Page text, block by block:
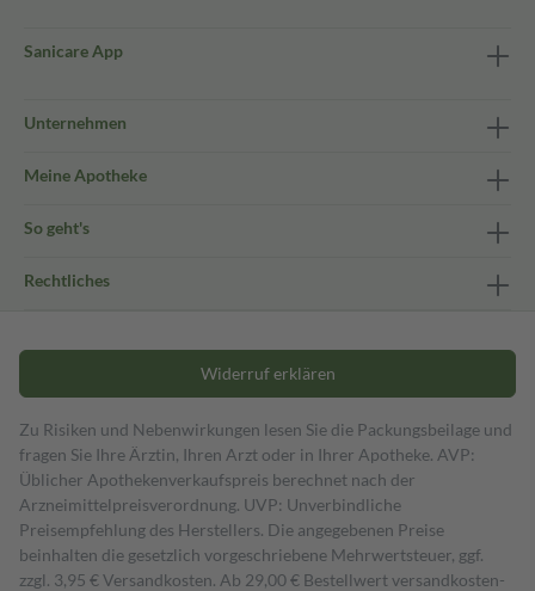
Sanicare App
Unternehmen
Meine Apotheke
So geht's
Rechtliches
Widerruf erklären
Zu Risiken und Nebenwirkungen lesen Sie die Packungsbeilage und
fragen Sie Ihre Ärztin, Ihren Arzt oder in Ihrer Apotheke. AVP:
Üblicher Apothekenverkaufspreis berechnet nach der
Arzneimittelpreisverordnung. UVP: Unverbindliche
Preisempfehlung des Herstellers. Die angegebenen Preise
beinhalten die gesetzlich vorgeschriebene Mehrwertsteuer, ggf.
zzgl. 3,95 € Versandkosten. Ab 29,00 € Bestell­wert versand­kosten­